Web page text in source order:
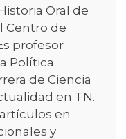
Oral de
Centro de
profesor
Política
de Ciencia
en TN.
en
y